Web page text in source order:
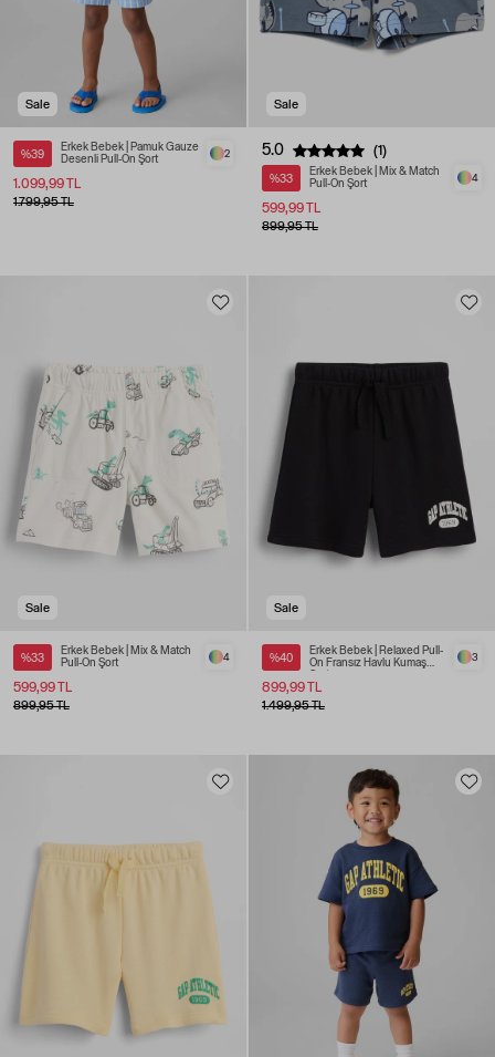
Sale
%39
Erkek Bebek | Pamuk Gauze
Desenli Pull-On Şort
1.099,99 TL
2
1.799,95 TL
Sale
5.0 (1)
%33
Erkek Bebek | Mix & Match
Pull-On Şort
599,99 TL
4
899,95 TL
Sale
%33
Erkek Bebek | Mix & Match
Pull-On Şort
599,99 TL
4
899,95 TL
Sale
%40
Erkek Bebek | Relaxed Pull-
On Fransız Havlu Kumaş
Şort
899,99 TL
3
1.499,95 TL